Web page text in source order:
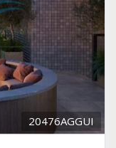
20476AGGUI